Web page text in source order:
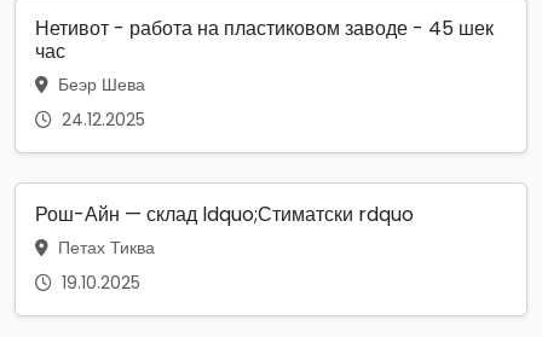
Нетивот - работа на пластиковом заводе - 45 шек
час
Беэр Шева
24.12.2025
Рош-Айн — склад ldquo;Стиматски rdquo
Петах Тиква
19.10.2025